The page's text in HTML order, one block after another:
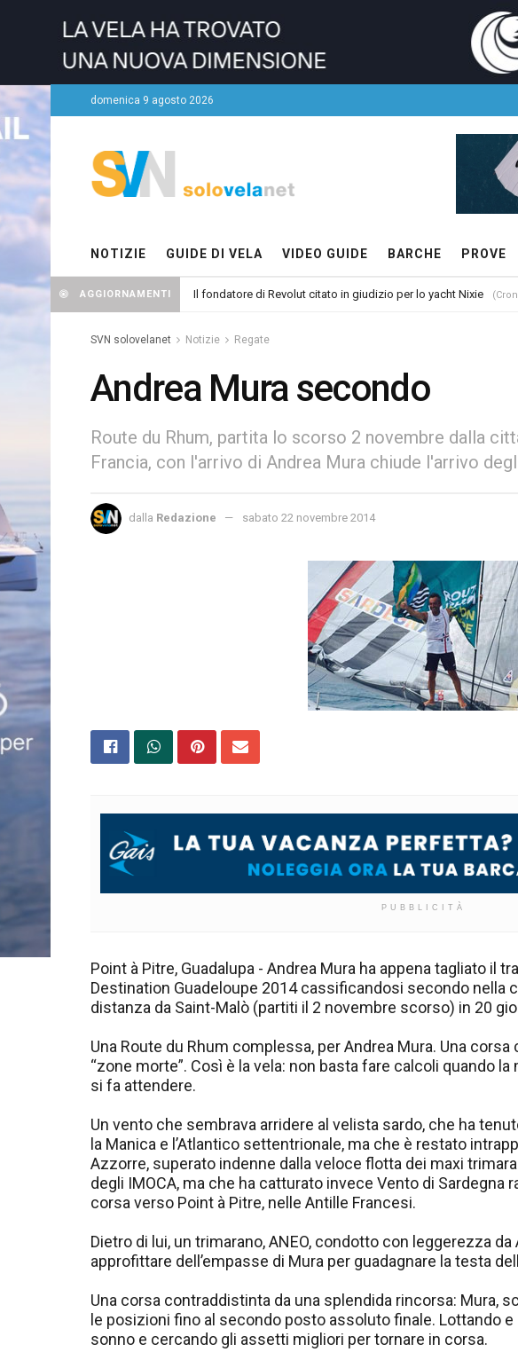
domenica 9 agosto 2026
NOTIZIE GUIDE DI VELA VIDEO GUIDE BARCHE PROVE
AGGIORNAMENTI Il fondatore di Revolut citato in giudizio per lo yacht Nixie
SVN solovelanet Notizie Regate
Andrea Mura secondo
Route du Rhum, partita lo scorso 2 novembre dalla
Francia, con l'arrivo di Andrea Mura chiude l'arrivo
dalla Redazione sabato 22 novembre 2014
PUBBLICITÀ
Point à Pitre, Guadalupa - Andrea Mura ha appena tagliato il
Destination Guadeloupe 2014 cassificandosi secondo nella
distanza da Saint-Malò (partiti il 2 novembre scorso) in 20
Una Route du Rhum complessa, per Andrea Mura. Una
“zone morte”. Così è la vela: non basta fare calcoli quando
si fa attendere.
Un vento che sembrava arridere al velista sardo, che ha
la Manica e l’Atlantico settentrionale, ma che è restato
Azzorre, superato indenne dalla veloce flotta dei maxi
degli IMOCA, ma che ha catturato invece Vento di Sardegna
corsa verso Point à Pitre, nelle Antille Francesi.
Dietro di lui, un trimarano, ANEO, condotto con leggerezza da
approfittare dell’empasse di Mura per guadagnare la testa
Una corsa contraddistinta da una splendida rincorsa: Mura,
le posizioni fino al secondo posto assoluto finale. Lottando
sonno e cercando gli assetti migliori per tornare in corsa.